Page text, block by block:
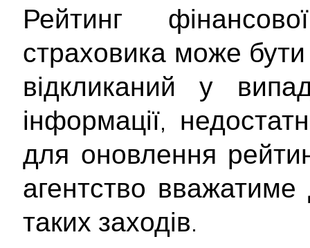
Рейтинг
страховика може
відкликаний у
інформації,
для оновлення
агентство вважатиме
таких заходів.